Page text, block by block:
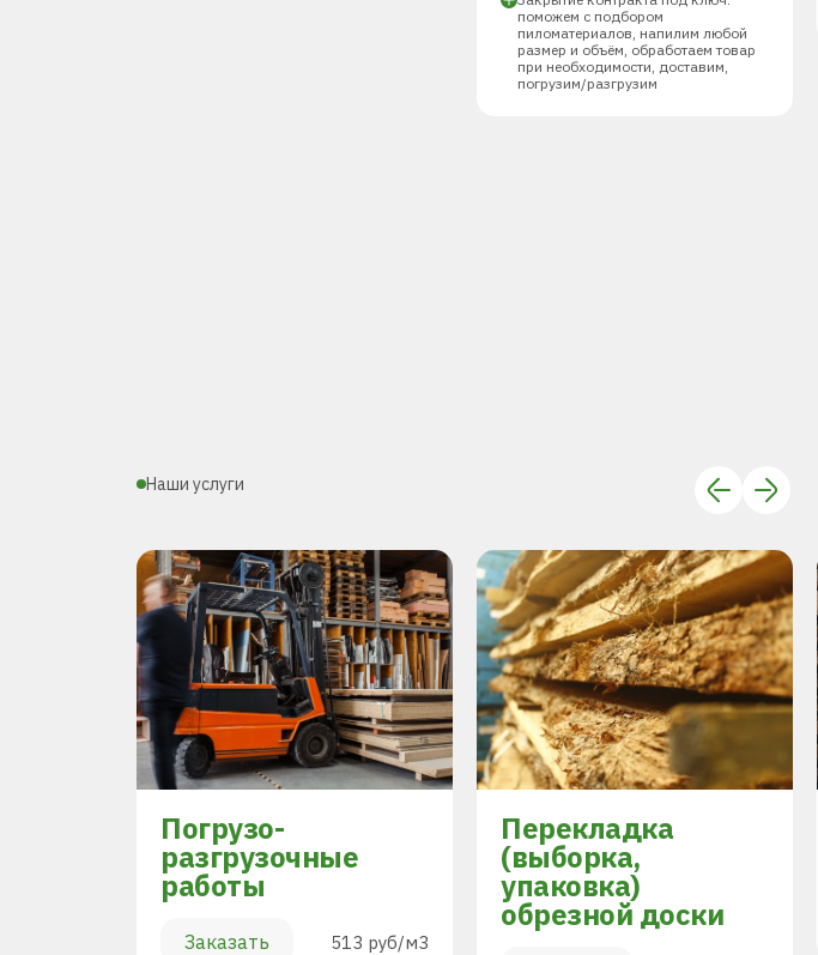
поможем с подбором
пиломатериалов, напилим любой
размер и объём, обработаем товар
при необходимости, доставим,
погрузим/разгрузим
Наши услуги
Погрузо-
разгрузочные
работы
Заказать 513 руб/м3
Перекладка
(выборка,
упаковка)
обрезной доски